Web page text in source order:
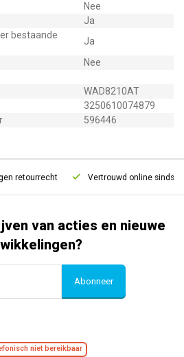
Nee
Ja
bestaande
Ja
Nee
WAD8210AT
3250610074879
596446
retourrecht Vertrouwd online sinds
van acties en nieuwe
Abonneer
niet bereikbaar